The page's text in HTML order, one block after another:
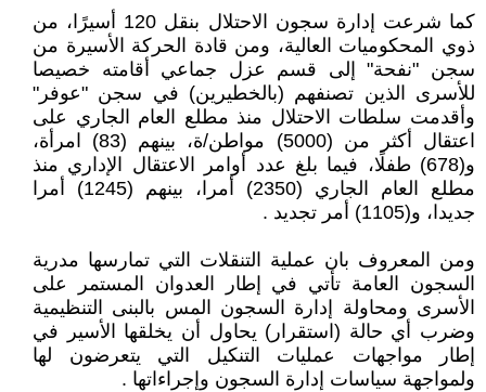
كما شرعت إدارة سجون الاحتلال بنقل 120 أسيرًا، من
ذوي المحكوميات العالية، ومن قادة الحركة الأسيرة من
سجن "نفحة" إلى قسم عزل جماعي أقامته خصيصا
للأسرى الذين تصنفهم (بالخطيرين) في سجن "عوفر"
وأقدمت سلطات الاحتلال منذ مطلع العام الجاري على
اعتقال أكثر من (5000) مواطن/ة، بينهم (83) امرأة،
و(678) طفلًا، فيما بلغ عدد أوامر الاعتقال الإداري منذ
مطلع العام الجاري (2350) أمرا، بينهم (1245) أمرا
جديدا، و(1105) أمر تجديد .
ومن المعروف بان عملية التنقلات التي تمارسها مدرية
السجون العامة تأتي في إطار العدوان المستمر على
الأسرى ومحاولة إدارة السجون المس بالبنى التنظيمية
وضرب أي حالة (استقرار) يحاول أن يخلقها الأسير في
إطار مواجهات عمليات التنكيل التي يتعرضون لها
ولمواجهة سياسات إدارة السجون وإجراءاتها .